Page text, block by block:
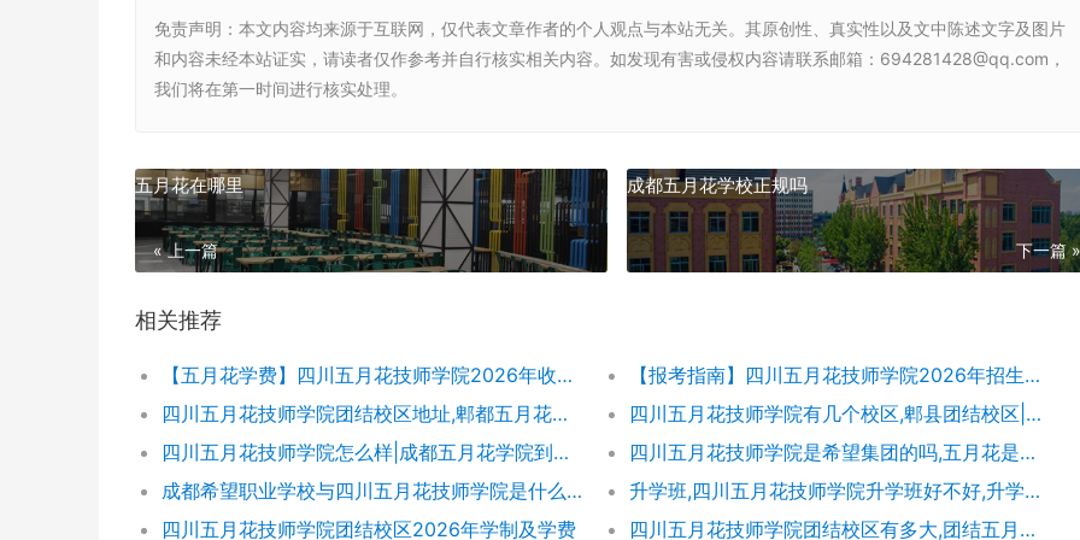
免责声明 ：本文内容均来源于互联网，仅代表文章作者的个人观点与本站无关。其原创性、真实性以及文中陈述文字及图片
和内容未经本站证实，请读者仅作参考并自行核实相关内容。如发现有害或侵权内容请联系邮箱：694281428@qq.com，
我们将在第一时间进行核实处理。
五月花在哪里
« 上一篇
成都五月花学校正规吗
下一篇 »
相关推荐
【五月花学费】四川五月花技师学院2026年收费标准及招生专业
【报考指南】四川五月花技师学院2026年招生简章及学费表
四川五月花技师学院团结校区地址,郫都五月花校园环境好不好
四川五月花技师学院有几个校区,郫县团结校区|金堂校区|康定分校
四川五月花技师学院怎么样|成都五月花学院到底好不好
四川五月花技师学院是希望集团的吗,五月花是哪个集团的
成都希望职业学校与四川五月花技师学院是什么关系
升学班,四川五月花技师学院升学班好不好,升学率高吗|升学保障
四川五月花技师学院团结校区2026年学制及学费
四川五月花技师学院团结校区有多大,团结五月花有多少学生